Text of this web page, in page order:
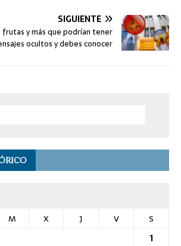
SIGUIENTE
frutas y más que podrían tener
ocultos y debes conocer
M X J V
S
1